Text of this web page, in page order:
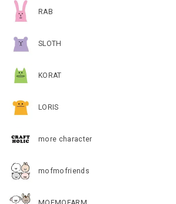
RAB
SLOTH
KORAT
LORIS
more character
mofmofriends